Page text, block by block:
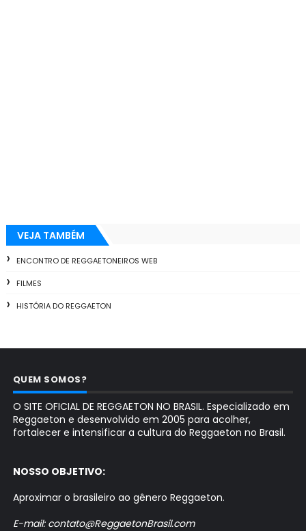
VEJA TAMBÉM
ENCONTRO DE REGGAETONEIROS WEB
FILMES
HISTÓRIA DO REGGAETON
QUEM SOMOS?
O SITE OFICIAL DE REGGAETON NO BRASIL. Especializado em
Reggaeton e desenvolvido em 2005 para acolher,
fortalecer e intensificar a cultura do Reggaeton no Brasil.
NOSSO OBJETIVO:
Aproximar o brasileiro ao gênero Reggaeton.
E-mail: contato@ReggaetonBrasil.com